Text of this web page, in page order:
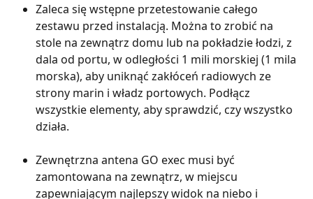
Zaleca się wstępne przetestowanie całego
zestawu przed instalacją. Można to zrobić na
stole na zewnątrz domu lub na pokładzie łodzi, z
dala od portu, w odległości 1 mili morskiej (1 mila
morska), aby uniknąć zakłóceń radiowych ze
strony marin i władz portowych. Podłącz
wszystkie elementy, aby sprawdzić, czy wszystko
działa.
Zewnętrzna antena GO exec musi być
zamontowana na zewnątrz, w miejscu
zapewniającym najlepszy widok na niebo i